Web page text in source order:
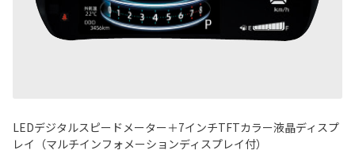
LEDデジタルスピードメーター＋7インチTFTカラー液晶ディスプ
レイ（マルチインフォメーションディスプレイ付）